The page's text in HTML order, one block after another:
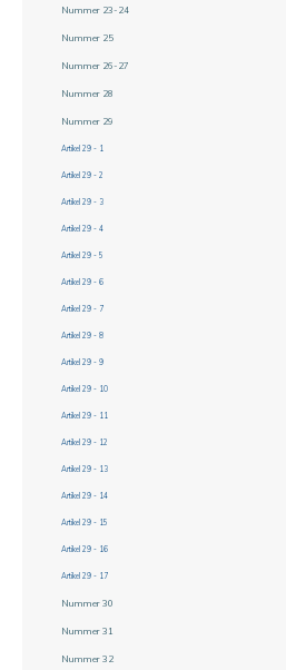
Nummer 23-24
Nummer 25
Nummer 26-27
Nummer 28
Nummer 29
Artikel 29 - 1
Artikel 29 - 2
Artikel 29 - 3
Artikel 29 - 4
Artikel 29 - 5
Artikel 29 - 6
Artikel 29 - 7
Artikel 29 - 8
Artikel 29 - 9
Artikel 29 - 10
Artikel 29 - 11
Artikel 29 - 12
Artikel 29 - 13
Artikel 29 - 14
Artikel 29 - 15
Artikel 29 - 16
Artikel 29 - 17
Nummer 30
Nummer 31
Nummer 32